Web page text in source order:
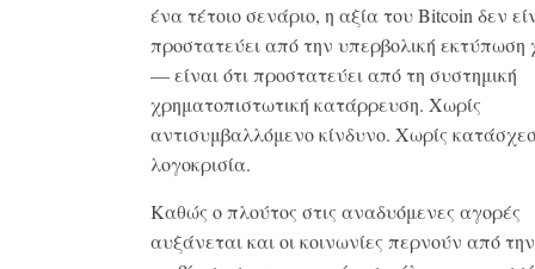
ένα τέτοιο σενάριο, η αξία του Bitcoin δεν
προστατεύει από την υπερβολική εκτύπωση
— είναι ότι προστατεύει από τη συστημική
χρηματοπιστωτική κατάρρευση. Χωρίς
αντισυμβαλλόμενο κίνδυνο. Χωρίς
λογοκρισία.
Καθώς ο πλούτος στις αναδυόμενες αγορές
αυξάνεται και οι κοινωνίες περνούν από την